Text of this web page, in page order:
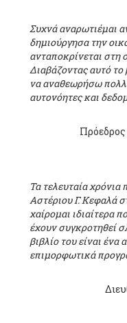
Συχνά αναρωτιέμαι
δημιούργησα την
ανταποκρίνεται στη
Διαβάζοντας αυτό το
να αναθεωρήσω
αυτονόητες και
Τα τελευταία
Αστέριου Γ. Κεφαλά
χαίρομαι ιδιαίτερα
έχουν συγκροτηθεί
βιβλίο του είναι ένα
επιμορφωτικά